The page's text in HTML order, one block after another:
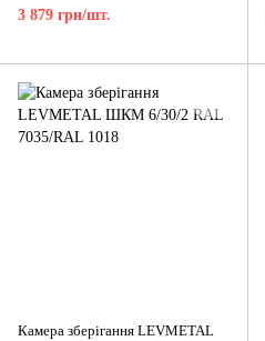
3 879 грн/шт.
Камера зберігання LEVMETAL